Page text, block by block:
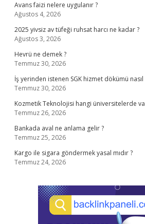
Avans faizi nelere uygulanır ?
Ağustos 4, 2026
2025 yivsiz av tüfeği ruhsat harcı ne kadar ?
Ağustos 3, 2026
Hevrü ne demek ?
Temmuz 30, 2026
İş yerinden istenen SGK hizmet dökümü nasıl
Temmuz 30, 2026
Kozmetik Teknolojisi hangi üniversitelerde
Temmuz 26, 2026
Bankada aval ne anlama gelir ?
Temmuz 25, 2026
Kargo ile sigara göndermek yasal mıdır ?
Temmuz 24, 2026